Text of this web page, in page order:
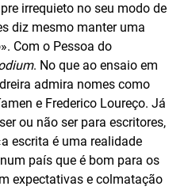
irrequieto no seu modo de
diz mesmo manter uma
Com o Pessoa do
. No que ao ensaio em
admira nomes como
e Frederico Loureço. Já
ou não ser para escritores,
escrita é uma realidade
país que é bom para os
expectativas e colmatação